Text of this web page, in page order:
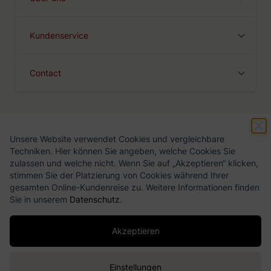
Unsere Website verwendet Cookies und vergleichbare
Techniken. Hier können Sie angeben, welche Cookies Sie
zulassen und welche nicht. Wenn Sie auf „Akzeptieren“ klicken,
stimmen Sie der Platzierung von Cookies während Ihrer
gesamten Online-Kundenreise zu. Weitere Informationen finden
Sie in unserem Datenschutz.
Akzeptieren
Einstellungen
bekende ingrediënten zijn zoethout, jeneverbes en
In de loop van de tijd zijn er vele apothekers en hobbyisten
paste men de namen van deze variaties iets aan om geen
Kundenservice
Contact
Geschäftsbedingungen Datenschutz-Bestimmungen
Webshop von BigBridge